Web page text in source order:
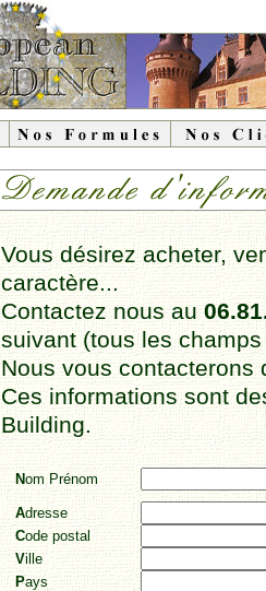
Vous désirez acheter,
caractère...
Contactez nous au
suivant (tous les
Nous vous contacterons
Ces informations sont
Building.
Nom Prénom
Adresse
Code postal
Ville
Pays